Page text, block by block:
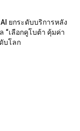
ยกระดับบริการหลัง
“เลือกคูโบต้า คุ้มค่า
บโลก